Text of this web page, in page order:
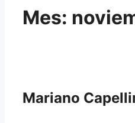
Mes:
Mariano